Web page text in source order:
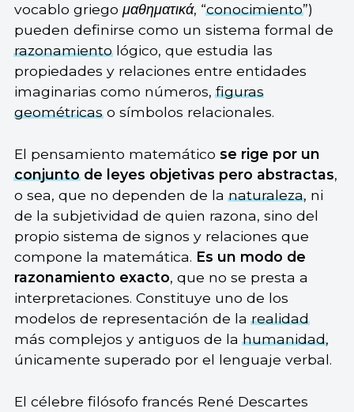
vocablo griego μαθηματικά, “conocimiento”)
pueden definirse como un sistema formal de
razonamientológico, que estudia las
propiedades y relaciones entre entidades
imaginarias como números,figuras
geométricaso símbolos relacionales.
El pensamiento matemático se rige por un
conjuntode leyes objetivas pero abstractas,
o sea, que no dependen de lanaturaleza, ni
de la subjetividad de quien razona, sino del
propio sistema de signos y relaciones que
compone la matemática. Es un modo de
razonamiento exacto, que no se presta a
interpretaciones. Constituye uno de los
modelos de representación de larealidad
más complejos y antiguos de lahumanidad,
únicamente superado por el lenguaje verbal.
El célebre filósofo francés René Descartes